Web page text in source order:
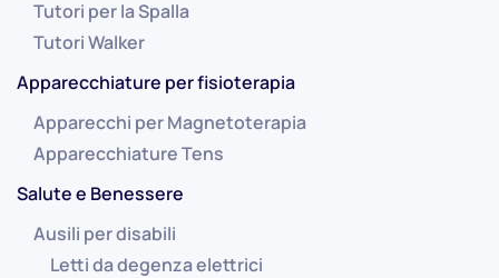
Tutori per la Spalla
Tutori Walker
Apparecchiature per fisioterapia
Apparecchi per Magnetoterapia
Apparecchiature Tens
Salute e Benessere
Ausili per disabili
Letti da degenza elettrici